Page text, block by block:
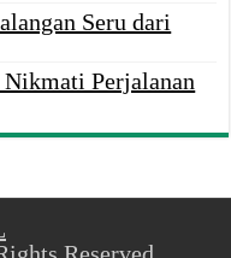
Seru dari
Nikmati Perjalanan